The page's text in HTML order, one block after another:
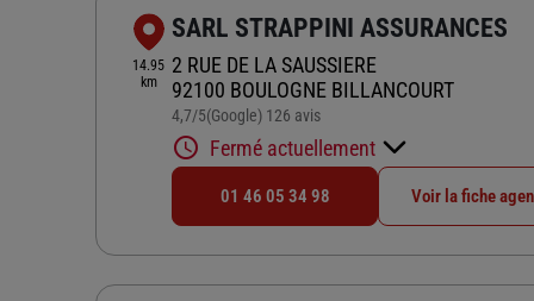
14.95
km
SARL STRAPPINI ASSURANCES
2 RUE DE LA SAUSSIERE
92100 BOULOGNE BILLANCOURT
4,7/5Note de 4.7 sur 5
(Google) 126 avis
Fermé actuellement
01 46 05 34 98 Voir la fiche